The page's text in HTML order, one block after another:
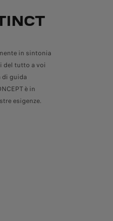
in sintonia
del tutto a voi
di guida
è in
esigenze.